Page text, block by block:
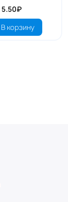
5.50₽
В корзину